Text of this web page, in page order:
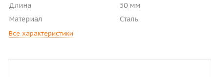
Длина
50 мм
Материал
Сталь
Все характеристики